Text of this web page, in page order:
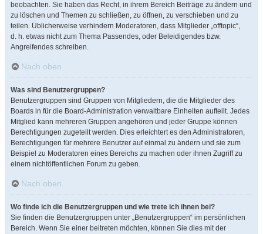
beobachten. Sie haben das Recht, in ihrem Bereich Beiträge zu ändern und
zu löschen und Themen zu schließen, zu öffnen, zu verschieben und zu
teilen. Üblicherweise verhindern Moderatoren, dass Mitglieder „offtopic“,
d. h. etwas nicht zum Thema Passendes, oder Beleidigendes bzw.
Angreifendes schreiben.
Nach oben
Was sind Benutzergruppen?
Benutzergruppen sind Gruppen von Mitgliedern, die die Mitglieder des
Boards in für die Board-Administration verwaltbare Einheiten aufteilt. Jedes
Mitglied kann mehreren Gruppen angehören und jeder Gruppe können
Berechtigungen zugeteilt werden. Dies erleichtert es den Administratoren,
Berechtigungen für mehrere Benutzer auf einmal zu ändern und sie zum
Beispiel zu Moderatoren eines Bereichs zu machen oder ihnen Zugriff zu
einem nichtöffentlichen Forum zu geben.
Nach oben
Wo finde ich die Benutzergruppen und wie trete ich ihnen bei?
Sie finden die Benutzergruppen unter „Benutzergruppen“ im persönlichen
Bereich. Wenn Sie einer beitreten möchten, können Sie dies mit der